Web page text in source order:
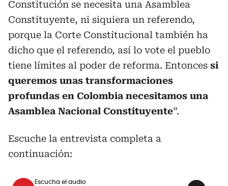
Constitución se necesita una Asamblea
Constituyente, ni siquiera un referendo,
porque la Corte Constitucional también ha
dicho que el referendo, así lo vote el pueblo
tiene límites al poder de reforma. Entonces si
queremos unas transformaciones
profundas en Colombia necesitamos una
Asamblea Nacional Constituyente”.
Escuche la entrevista completa a
continuación:
Escucha el audio